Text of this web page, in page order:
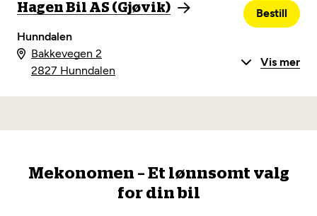
Les mer
Hagen Bil AS (Gjøvik)
Hunndalen
Bestill
Bakkevegen 2
2827 Hunndalen
Vis mer
Mekonomen – Et lønnsomt valg
for din bil